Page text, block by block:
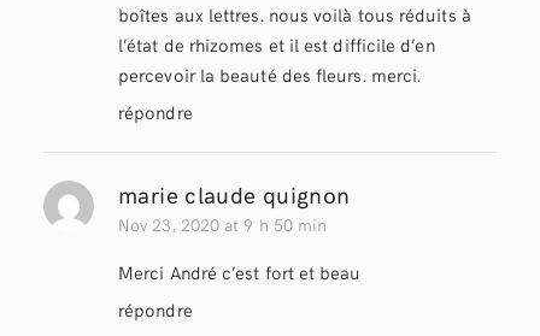
boîtes aux lettres. nous voilà tous réduits à
l’état de rhizomes et il est difficile d’en
percevoir la beauté des fleurs. merci.
répondre
marie claude quignon
Nov 23, 2020 at 9 h 50 min
Merci André c’est fort et beau
répondre